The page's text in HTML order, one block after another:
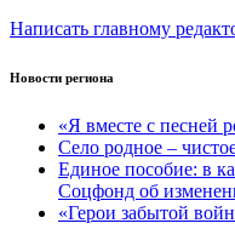
Написать главному
Новости региона
«Я вместе с песней
Село родное –
Единое пособие: в
Соцфонд об
«Герои забытой